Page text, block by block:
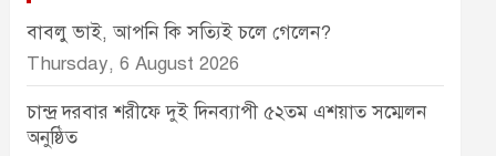
বাবলু ভাই, আপনি কি সত্যিই চলে গেলেন?
Thursday, 6 August 2026
চান্দ্র দরবার শরীফে দুই দিনব্যাপী ৫২তম এশয়াত সম্মেলন
অনুষ্ঠিত